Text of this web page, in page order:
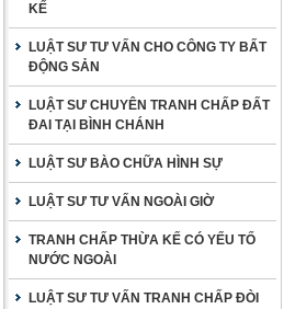
KẾ
LUẬT SƯ TƯ VẤN CHO CÔNG TY BẤT
ĐỘNG SẢN
LUẬT SƯ CHUYÊN TRANH CHẤP ĐẤT
ĐAI TẠI BÌNH CHÁNH
LUẬT SƯ BÀO CHỮA HÌNH SỰ
LUẬT SƯ TƯ VẤN NGOÀI GIỜ
TRANH CHẤP THỪA KẾ CÓ YẾU TỐ
NƯỚC NGOÀI
LUẬT SƯ TƯ VẤN TRANH CHẤP ĐÒI